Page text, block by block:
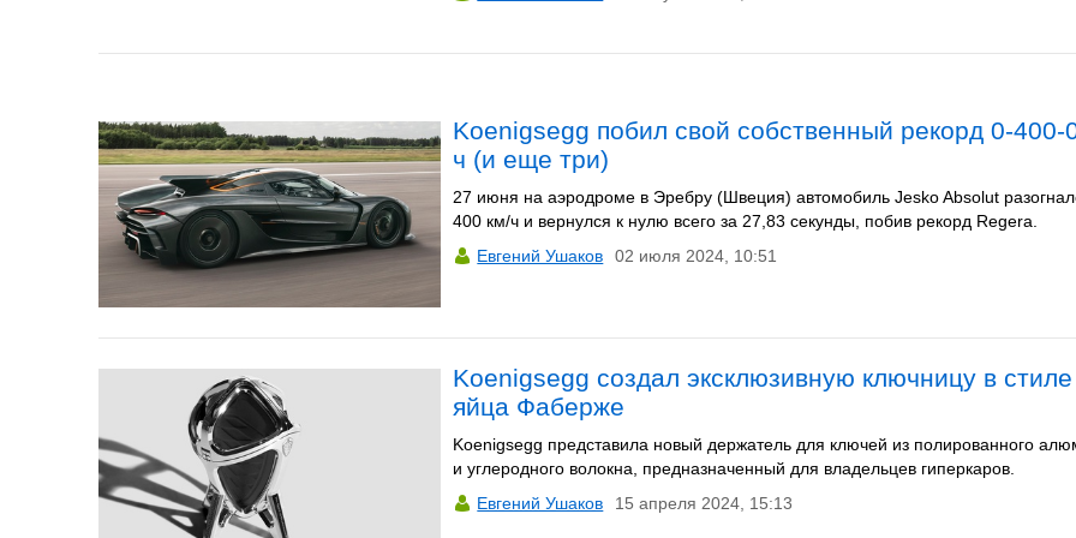
Koenigsegg побил свой собственный рекорд 0-400-
ч (и еще три)
27 июня на аэродроме в Эребру (Швеция) автомобиль Jesko Absolut
400 км/ч и вернулся к нулю всего за 27,83 секунды, побив рекорд Regera.
Евгений Ушаков
02 июля 2024, 10:51
Koenigsegg создал эксклюзивную ключницу в стиле
яйца Фаберже
Koenigsegg представила новый держатель для ключей из полированного
и углеродного волокна, предназначенный для владельцев гиперкаров.
Евгений Ушаков
15 апреля 2024, 15:13